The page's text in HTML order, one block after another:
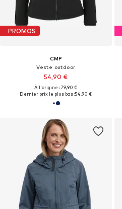
PROMOS
CMP
Veste outdoor
54,90 €
À l'origine : 79,90 €
Dernier prix le plus bas :54,90 €